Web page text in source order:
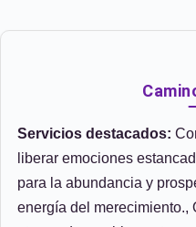
Servicios destacados:
liberar emociones
para la abundancia y
energía del merecimiento.,